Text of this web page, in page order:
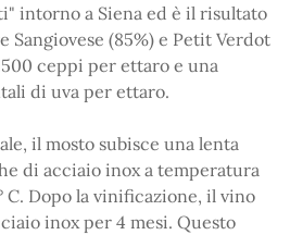
intorno a Siena ed è il risultato
Sangiovese (85%) e Petit Verdot
ceppi per ettaro e una
di uva per ettaro.
il mosto subisce una lenta
di acciaio inox a temperatura
Dopo la vinificazione, il vino
inox per 4 mesi. Questo